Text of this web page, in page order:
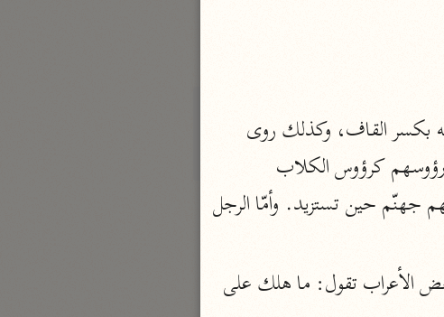
ابن أبي حاتم الرازي (٣٢٧ هـ)
نحو ١٠ مجلدات
تفسير مقاتل بن سليمان
مقاتل بن سليمان (١٥٠ هـ)
تفسير قتادة
والذباب، وسائر أعضائهم كأعضاء بني آدم، فعصوا ربّهم، وأهلكهم الله، يملأ الله بهم جهنّم حين تستزيد. وأمّا الرجل